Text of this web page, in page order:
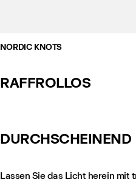
NORDIC KNOTS
RAFFROLLOS
DURCHSCHEINEND
Lassen Sie das Licht herein mit